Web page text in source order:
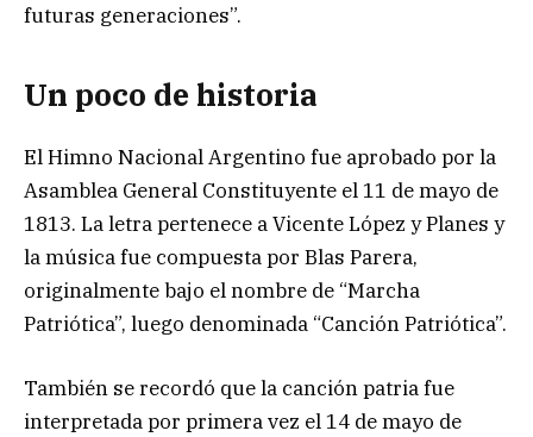
futuras generaciones”.
Un poco de historia
El Himno Nacional Argentino fue aprobado por la
Asamblea General Constituyente el 11 de mayo de
1813. La letra pertenece a Vicente López y Planes y
la música fue compuesta por Blas Parera,
originalmente bajo el nombre de “Marcha
Patriótica”, luego denominada “Canción Patriótica”.
También se recordó que la canción patria fue
interpretada por primera vez el 14 de mayo de